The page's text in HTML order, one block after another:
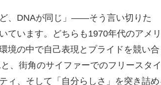
、DNAが同じ」——そう言い切りた
ています。どちらも1970年代のアメ
境の中で自己表現とプライドを競い
、街角のサイファーでのフリースタ
ィ、そして「自分らしさ」を突き詰